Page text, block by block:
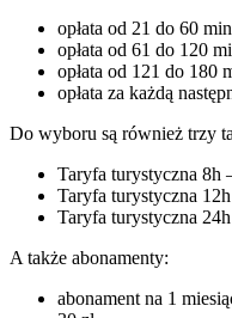
opłata od 21 do 60
opłata od 61 do 120
opłata od 121 do 180
opłata za każdą
Do wyboru są również trzy
Taryfa turystyczna 8h
Taryfa turystyczna 12h
Taryfa turystyczna 24h
A także abonamenty:
abonament na 1